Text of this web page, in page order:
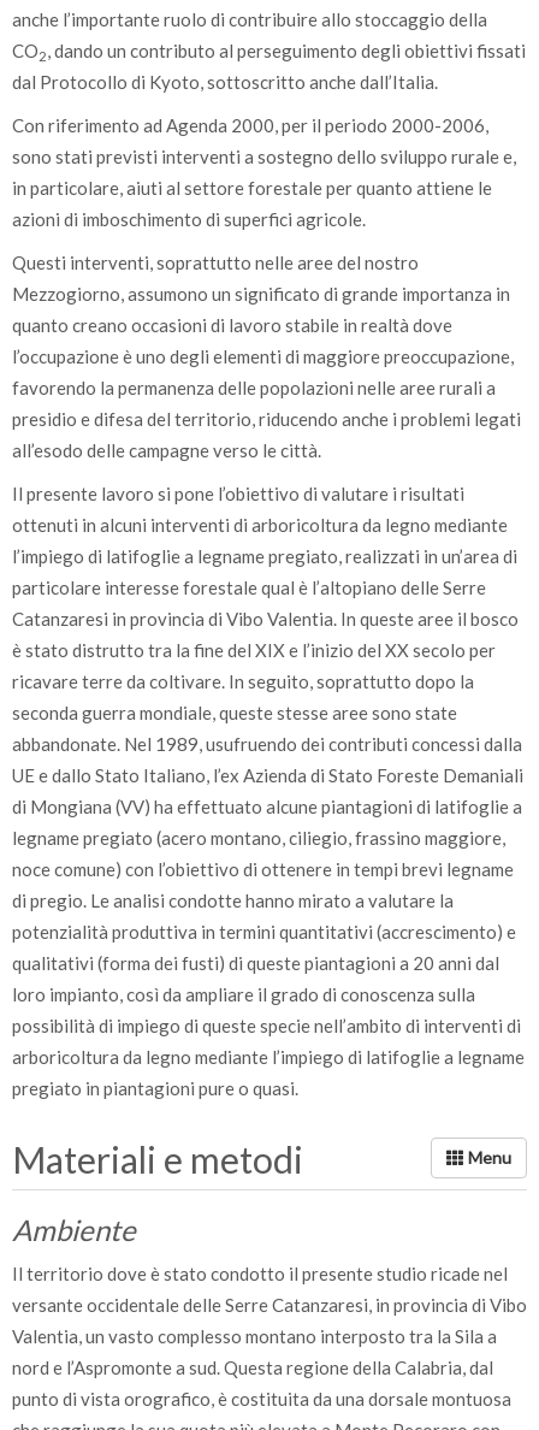
anche l’importante ruolo di contribuire allo stoccaggio della
CO2, dando un contributo al perseguimento degli obiettivi fissati
dal Protocollo di Kyoto, sottoscritto anche dall’Italia.
Con riferimento ad Agenda 2000, per il periodo 2000-2006,
sono stati previsti interventi a sostegno dello sviluppo rurale e,
in particolare, aiuti al settore forestale per quanto attiene le
azioni di imboschimento di superfici agricole.
Questi interventi, soprattutto nelle aree del nostro
Mezzogiorno, assumono un significato di grande importanza in
quanto creano occasioni di lavoro stabile in realtà dove
l’occupazione è uno degli elementi di maggiore preoccupazione,
favorendo la permanenza delle popolazioni nelle aree rurali a
presidio e difesa del territorio, riducendo anche i problemi legati
all’esodo delle campagne verso le città.
Il presente lavoro si pone l’obiettivo di valutare i risultati
ottenuti in alcuni interventi di arboricoltura da legno mediante
l’impiego di latifoglie a legname pregiato, realizzati in un’area di
particolare interesse forestale qual è l’altopiano delle Serre
Catanzaresi in provincia di Vibo Valentia. In queste aree il bosco
è stato distrutto tra la fine del XIX e l’inizio del XX secolo per
ricavare terre da coltivare. In seguito, soprattutto dopo la
seconda guerra mondiale, queste stesse aree sono state
abbandonate. Nel 1989, usufruendo dei contributi concessi dalla
UE e dallo Stato Italiano, l’ex Azienda di Stato Foreste Demaniali
di Mongiana (VV) ha effettuato alcune piantagioni di latifoglie a
legname pregiato (acero montano, ciliegio, frassino maggiore,
noce comune) con l’obiettivo di ottenere in tempi brevi legname
di pregio. Le analisi condotte hanno mirato a valutare la
potenzialità produttiva in termini quantitativi (accrescimento) e
qualitativi (forma dei fusti) di queste piantagioni a 20 anni dal
loro impianto, così da ampliare il grado di conoscenza sulla
possibilità di impiego di queste specie nell’ambito di interventi di
arboricoltura da legno mediante l’impiego di latifoglie a legname
pregiato in piantagioni pure o quasi.
Materiali e metodi
Ambiente
Il territorio dove è stato condotto il presente studio ricade nel
versante occidentale delle Serre Catanzaresi, in provincia di Vibo
Valentia, un vasto complesso montano interposto tra la Sila a
nord e l’Aspromonte a sud. Questa regione della Calabria, dal
punto di vista orografico, è costituita da una dorsale montuosa